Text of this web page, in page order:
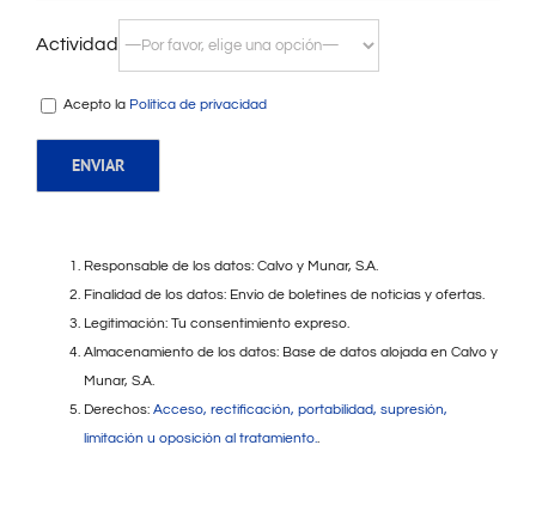
Actividad
Acepto la Política de privacidad
Responsable de los datos: Calvo y Munar, S.A.
Finalidad de los datos: Envío de boletines de noticias y ofertas.
Legitimación: Tu consentimiento expreso.
Almacenamiento de los datos: Base de datos alojada en Calvo y
Munar, S.A.
Derechos: Acceso, rectificación, portabilidad, supresión,
limitación u oposición al tratamiento..